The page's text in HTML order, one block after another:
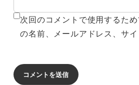
次回のコメントで使用するた
の名前、メールアドレス、サイ